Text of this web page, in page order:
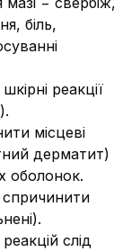
біль,
реакції
місцеві
дерматит)
оболонок.
спричинити
слід